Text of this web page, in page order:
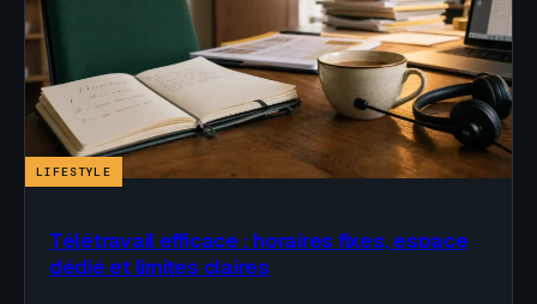
LIFESTYLE
Télétravail efficace : horaires fixes, espace
dédié et limites claires